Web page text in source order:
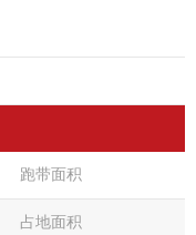
跑带面积
占地面积